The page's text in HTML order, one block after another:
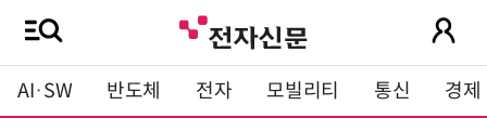
AI·SW 반도체 전자 모빌리티 통신 경제